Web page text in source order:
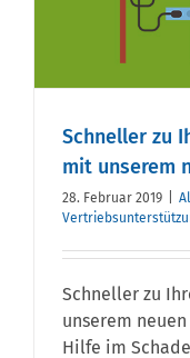
Schneller zu
mit unserem
28. Februar 2019
Schneller zu
unserem
Hilfe im